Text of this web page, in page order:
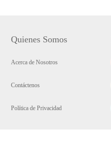
Quienes Somos
Acerca de Nosotros
Contáctenos
Política de Privacidad